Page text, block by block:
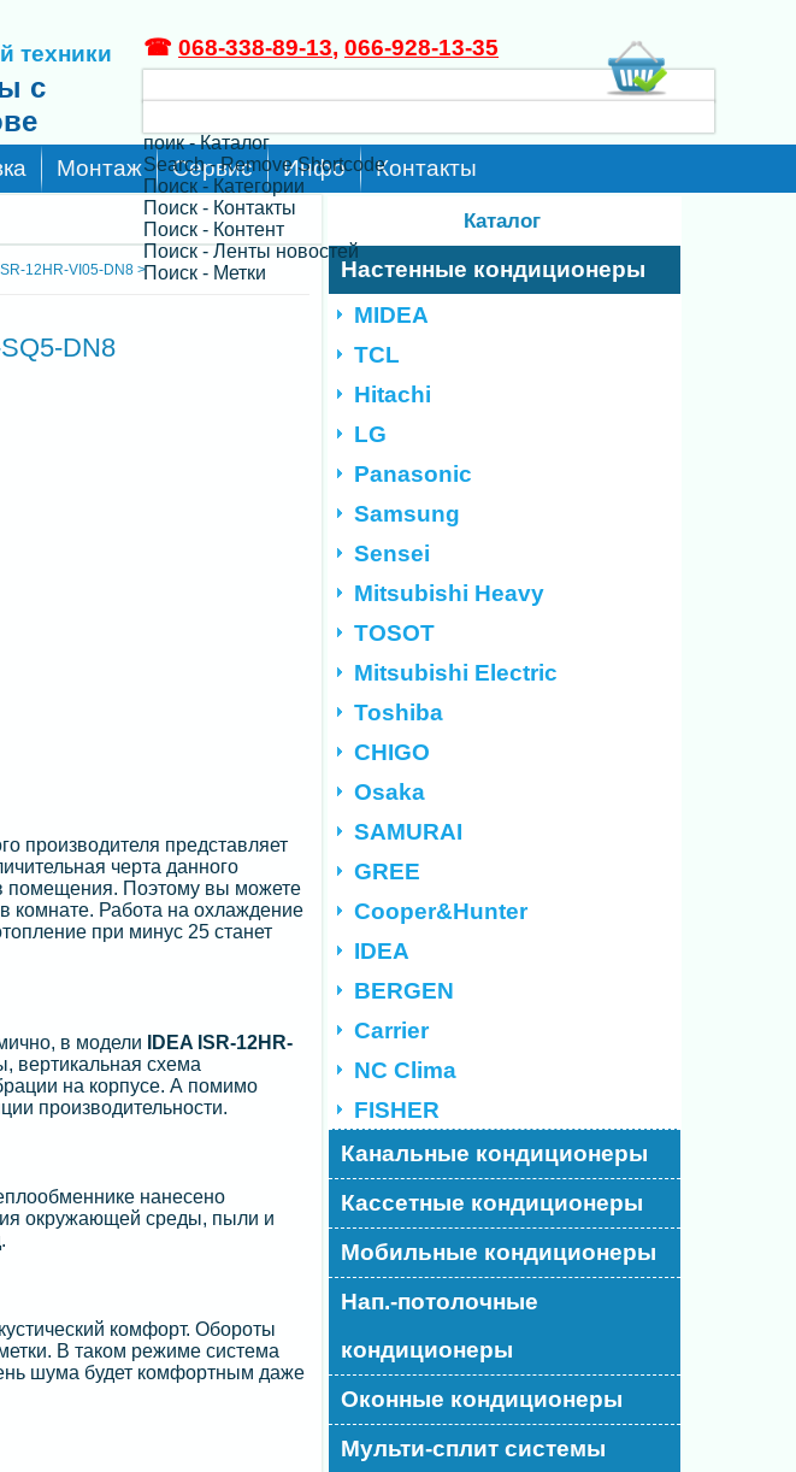
техники
с
поик - Каталог
Search - Remove Shortcode
Поиск - Категории
Поиск - Контакты
Поиск - Контент
Поиск - Ленты новостей
Поиск - Метки
☎ 068-338-89-13, 066-928-13-35
Монтаж Сервис Инфо Контакты
12HR-VI05-DN8 >
DN8
производителя представляет
черта данного
помещения. Поэтому вы можете
комнате. Работа на охлаждение
при минус 25 станет
в модели IDEA ISR-12HR-
вертикальная схема
на корпусе. А помимо
производительности.
нанесено
окружающей среды, пыли и
комфорт. Обороты
В таком режиме система
шума будет комфортным даже
Каталог
Настенные кондиционеры
MIDEA
TCL
Hitachi
LG
Panasonic
Samsung
Sensei
Mitsubishi Heavy
TOSOT
Mitsubishi Electric
Toshiba
CHIGO
Osaka
SAMURAI
GREE
Cooper&Hunter
IDEA
BERGEN
Carrier
NC Clima
FISHER
Канальные кондиционеры
Кассетные кондиционеры
Мобильные кондиционеры
Нап.-потолочные
кондиционеры
Оконные кондиционеры
Мульти-сплит системы